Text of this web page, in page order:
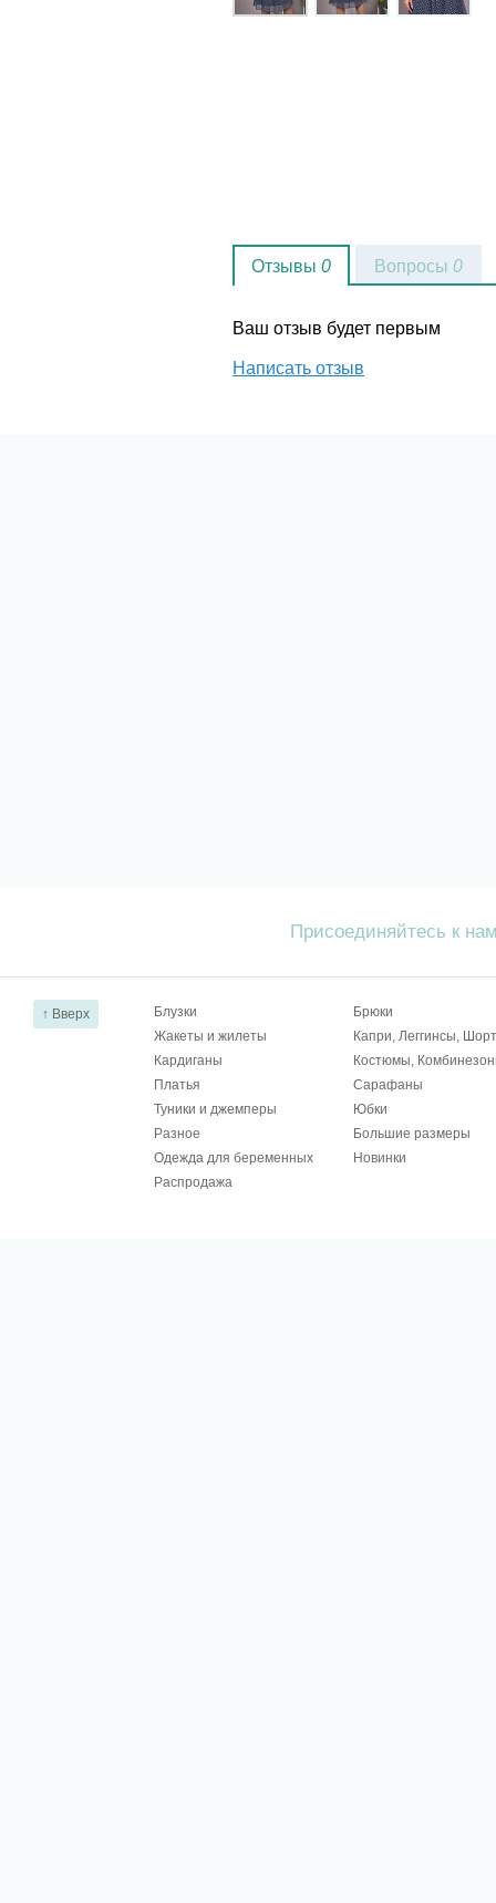
Отзывы 0
Ваш отзыв будет первым
Написать отзыв
Вопросы 0
Присоединяйтесь к
↑ Вверх Блузки
Брюки
Жакеты и жилеты
Капри, Леггинсы,
Кардиганы
Костюмы,
Платья
Сарафаны
Туники и джемперы
Юбки
Разное
Большие размеры
Одежда для беременных
Новинки
Распродажа